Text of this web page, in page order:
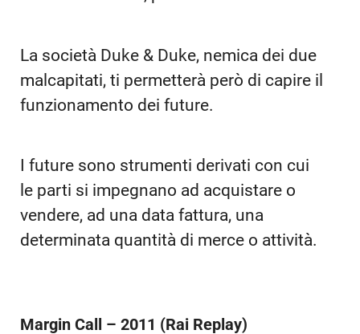
La società Duke & Duke, nemica dei due
malcapitati, ti permetterà però di capire il
funzionamento dei future.
I future sono strumenti derivati con cui
le parti si impegnano ad acquistare o
vendere, ad una data fattura, una
determinata quantità di merce o attività.
Margin Call – 2011 (Rai Replay)